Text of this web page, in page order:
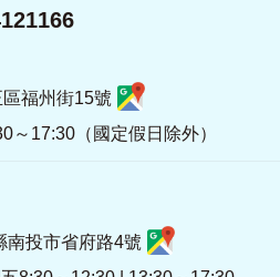
福州街15號
～17:30（國定假日除外）
南投市省府路4號